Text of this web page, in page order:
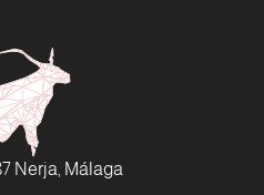
Nerja, Málaga